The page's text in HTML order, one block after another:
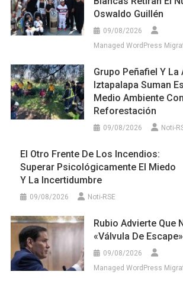
Oswaldo Guillén
09/08/2026
Managed WordPress
Grupo Peñafiel Y La
Iztapalapa Suman
Medio Ambiente
Reforestación
09/08/2026 Noti-
El Otro Frente De Los Incendios:
Superar Psicológicamente El Miedo
Y La Incertidumbre
09/08/2026 Noti-RSE
Rubio Advierte Que
«válvula De
09/08/2026
Managed WordPress